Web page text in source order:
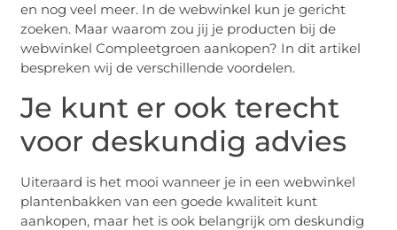
en nog veel meer. In de webwinkel kun je gericht
zoeken. Maar waarom zou jij je producten bij de
webwinkel Compleetgroen aankopen? In dit artikel
bespreken wij de verschillende voordelen.
Je kunt er ook terecht
voor deskundig advies
Uiteraard is het mooi wanneer je in een webwinkel
plantenbakken van een goede kwaliteit kunt
aankopen, maar het is ook belangrijk om deskundig